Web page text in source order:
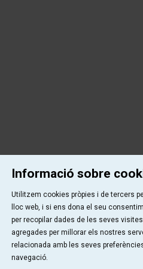
Informació sobre
Utilitzem cookies pròpies i de tercers
lloc web, i si ens dona el seu
per recopilar dades de les seves
agregades per millorar els nostres
relacionada amb les seves
navegació.